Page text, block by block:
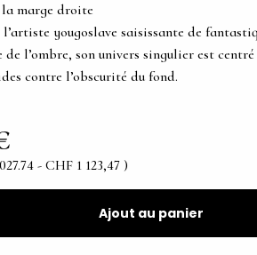
la marge droite
yougoslave saisissante de
de l’ombre, son univers singulier est
contre l’obscurité du fond.
- CHF 1 123,47 )
Ajout au panier